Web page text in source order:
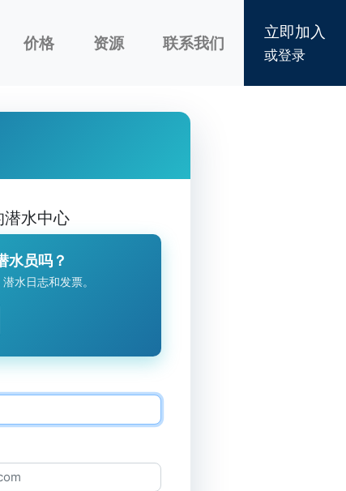
价格 资源 联系我们
立即加入
或登录
潜水中心
水员吗？
水日志和发票。